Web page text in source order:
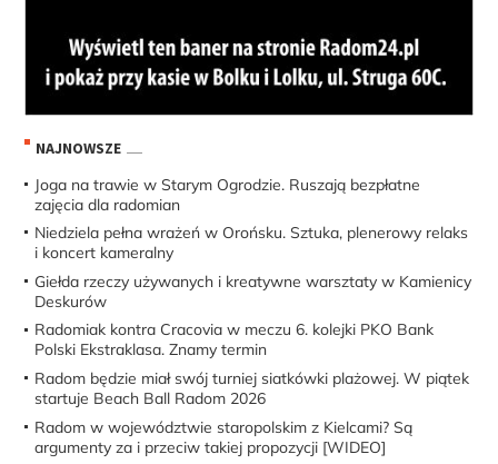
NAJNOWSZE
Joga na trawie w Starym Ogrodzie. Ruszają bezpłatne
zajęcia dla radomian
Niedziela pełna wrażeń w Orońsku. Sztuka, plenerowy relaks
i koncert kameralny
Giełda rzeczy używanych i kreatywne warsztaty w Kamienicy
Deskurów
Radomiak kontra Cracovia w meczu 6. kolejki PKO Bank
Polski Ekstraklasa. Znamy termin
Radom będzie miał swój turniej siatkówki plażowej. W piątek
startuje Beach Ball Radom 2026
Radom w województwie staropolskim z Kielcami? Są
argumenty za i przeciw takiej propozycji [WIDEO]